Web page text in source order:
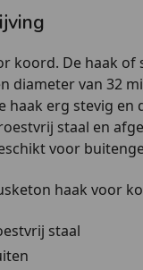
koord. De haak
diameter van 32
haak erg stevig en
staal en
voor
haak voor
staal